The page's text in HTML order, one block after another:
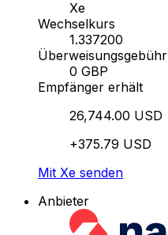
Xe
Wechselkurs
1.337200
Überweisungsgebühr
0 GBP
Empfänger erhält
26,744.00 USD
+375.79 USD
Mit Xe senden
Anbieter